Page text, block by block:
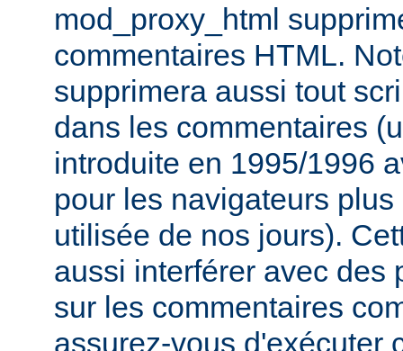
mod_proxy_html
commentaires HTML.
supprimera aussi tout
dans les commentaires
introduite en 1995/1996
pour les navigateurs
utilisée de nos jours).
aussi interférer avec des
sur les commentaires
assurez-vous d'exécuter